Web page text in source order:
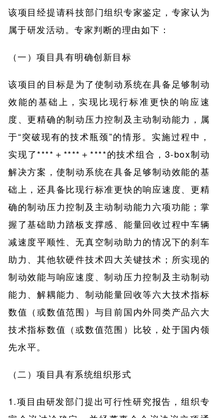
该项目经提请科技部门组织专家鉴定，专家认为
属于研发活动。专家判断的理由如下：
（一）项目具有明确创新目标
该项目的目标是为了使制动系统在具备足够制动
效能的基础上，实现比现行标准更快的响应速
度、更精确的制动压力控制及主动制动能力，属
于“突破现有的技术瓶颈”的情形。实施过程中，
实现了****＋****＋****的技术组合，3-box制动
解决方案，使制动系统在具备足够制动效能的基
础上，还具备比现行标准更快的响应速度、更精
确的制动压力控制及主动制动能力六项功能；掌
握了基础助力踏板支撑感、能量回收过程中车辆
减速度平顺性、无真空制动助力的情况下的刹车
助力、其他软硬件技术四大关键技术；所实现的
制动效能与响应速度、制动压力控制及主动制动
能力、解耦能力、制动能量回收等六大技术指标
数值（或数值范围）与目前国内外同类产品六大
技术指标数值（或数值范围）比较，处于国内领
先水平。
（二）项目具有系统组织形式
1.项目由研发部门提出可行性研究报告，组织专